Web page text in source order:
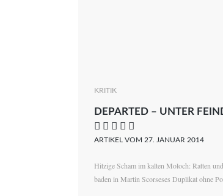
KRITIK
DEPARTED – UNTER
    
ARTIKEL VOM 27. JANUAR 2014
Hitzige Scham im kalten Moloch: Ratten
baden in Martin Scorseses Duplikat ohne